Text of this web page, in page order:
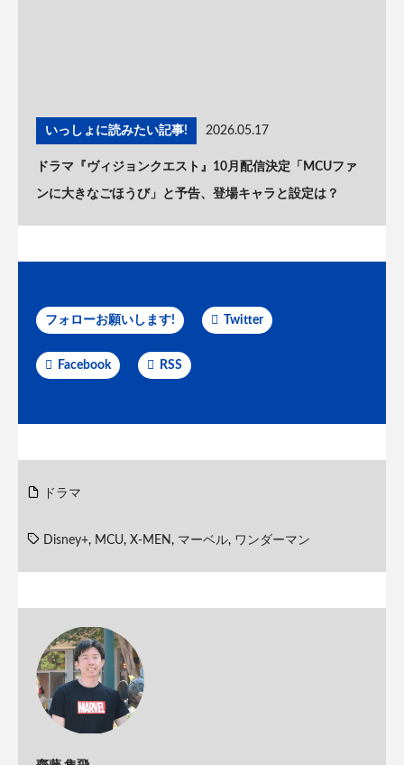
いっしょに読みたい記事! 2026.05.17
ドラマ『ヴィジョンクエスト』10月配信決定「MCUファ
ンに大きなごほうび」と予告、登場キャラと設定は？
フォローお願いします! Twitter
Facebook RSS
ドラマ
Disney+, MCU, X-MEN, マーベル, ワンダーマン